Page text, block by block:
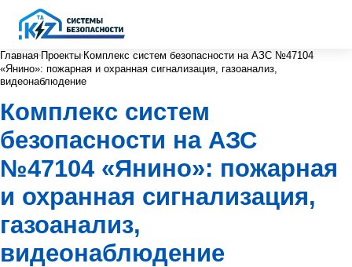
Главная Проекты Комплекс систем безопасности на АЗС №47104
«Янино»: пожарная и охранная сигнализация, газоанализ,
видеонаблюдение
Комплекс систем
безопасности на АЗС
№47104 «Янино»: пожарная
и охранная сигнализация,
газоанализ,
видеонаблюдение